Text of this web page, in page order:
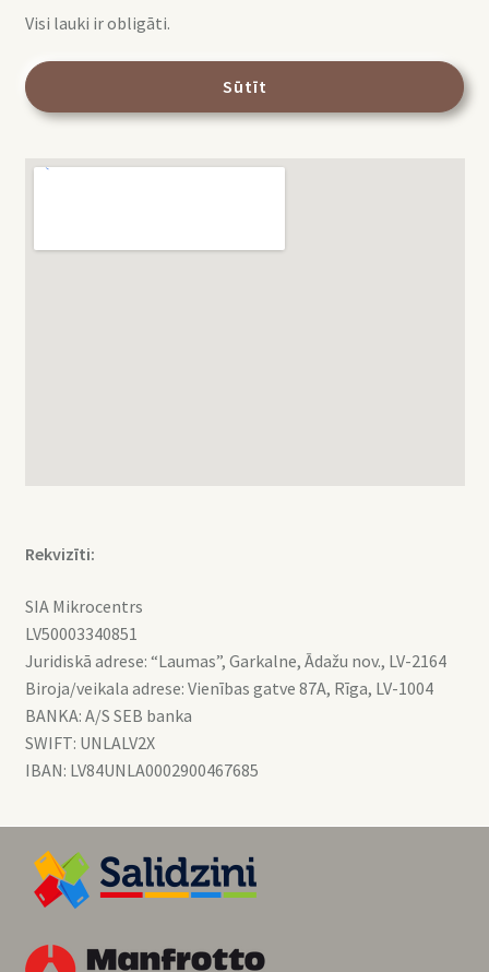
Visi lauki ir obligāti.
Sūtīt
Rekvizīti:
SIA Mikrocentrs
LV50003340851
Juridiskā adrese: “Laumas”, Garkalne, Ādažu nov., LV-2164
Biroja/veikala adrese: Vienības gatve 87A, Rīga, LV-1004
BANKA: A/S SEB banka
SWIFT: UNLALV2X
IBAN: LV84UNLA0002900467685